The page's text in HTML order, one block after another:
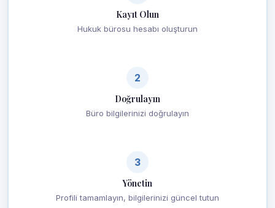
Kayıt Olun
Hukuk bürosu hesabı oluşturun
2
Doğrulayın
Büro bilgilerinizi doğrulayın
3
Yönetin
Profili tamamlayın, bilgilerinizi güncel tutun